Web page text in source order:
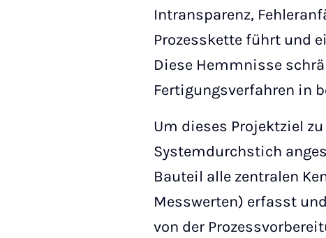
Intransparenz,
Prozesskette führt und
Diese Hemmnisse
Fertigungsverfahren in
Um dieses Projektziel
Systemdurchstich
Bauteil alle zentralen
Messwerten) erfasst
von der